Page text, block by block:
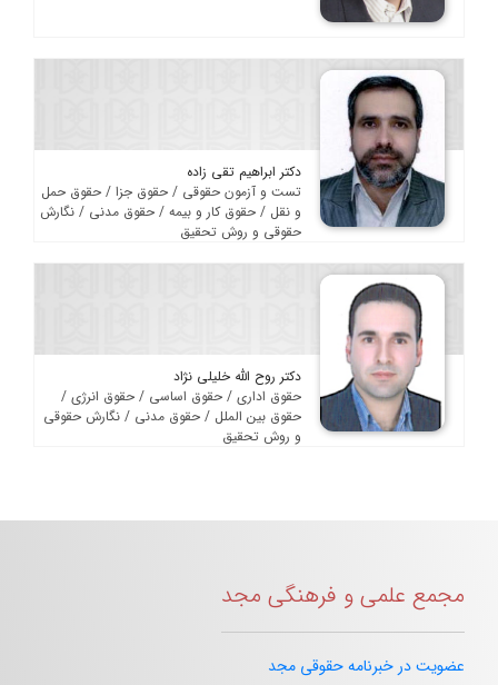
دکتر ابراهیم تقی زاده
تست و آزمون حقوقی / حقوق جزا / حقوق حمل
و نقل / حقوق کار و بیمه / حقوق مدنی / نگارش
حقوقی و روش تحقیق
دکتر روح الله خلیلی نژاد
حقوق اداری / حقوق اساسی / حقوق انرژی /
حقوق بین الملل / حقوق مدنی / نگارش حقوقی
و روش تحقیق
مجمع علمی و فرهنگی مجد
عضویت در خبرنامه حقوقی مجد